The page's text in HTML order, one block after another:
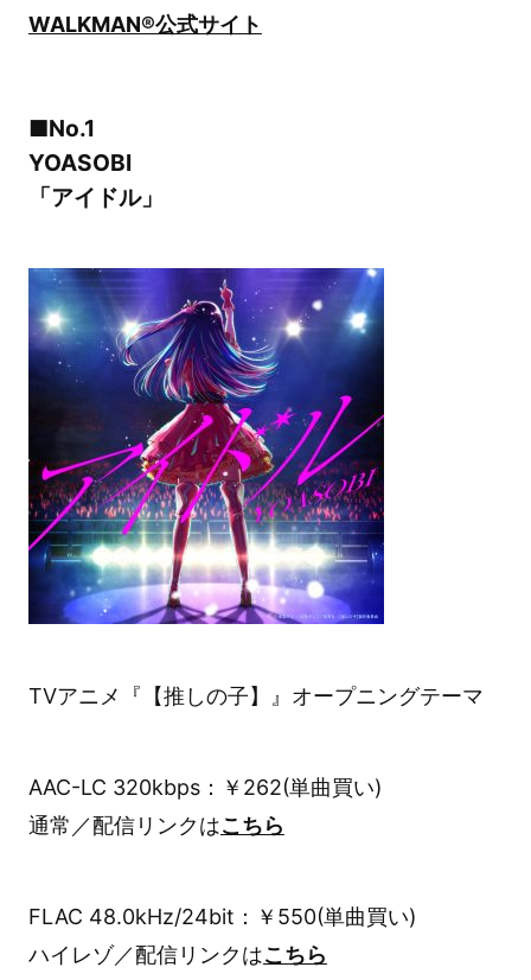
WALKMAN®公式サイト
■No.1
YOASOBI
「アイドル」
TVアニメ『【推しの子】』オープニングテーマ
AAC-LC 320kbps：￥262(単曲買い)
通常／配信リンクはこちら
FLAC 48.0kHz/24bit：￥550(単曲買い)
ハイレゾ／配信リンクはこちら